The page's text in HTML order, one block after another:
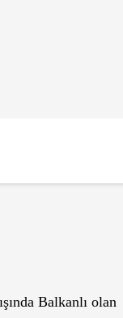
Balkanlı olan